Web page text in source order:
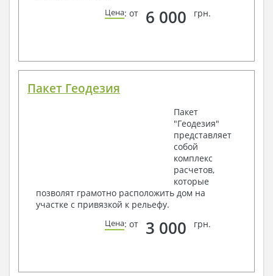
Цена: от 6 000 грн.
Пакет Геодезия
Пакет
"Геодезия"
представляет
собой
комплекс
расчетов,
которые
позволят грамотно расположить дом на
участке с привязкой к рельефу.
Цена: от 3 000 грн.